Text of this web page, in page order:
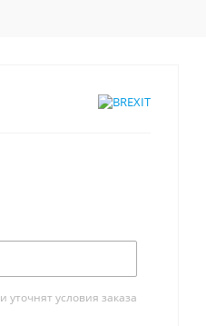
условия заказа